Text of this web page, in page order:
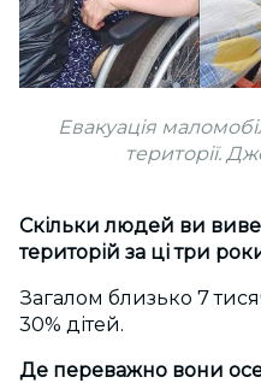
Евакуація
території.
Скільки людей ви
територій за ці три
Загалом близько 7
30% дітей.
Де переважно вони